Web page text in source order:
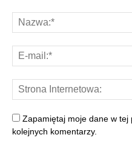
Zapamiętaj moje dane w tej
kolejnych komentarzy.